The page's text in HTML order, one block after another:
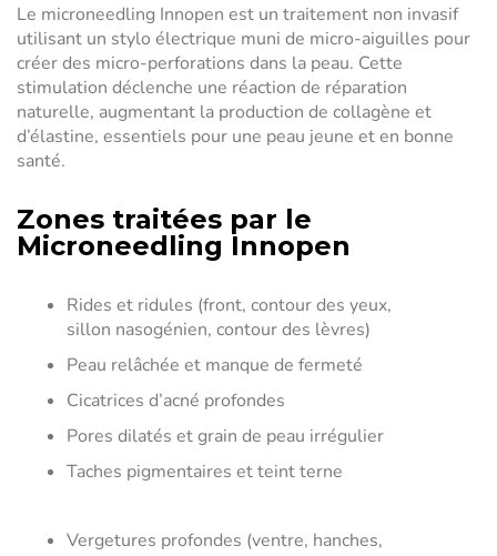
Le microneedling Innopen est un traitement non invasif
utilisant un stylo électrique muni de micro-aiguilles pour
créer des micro-perforations dans la peau. Cette
stimulation déclenche une réaction de réparation
naturelle, augmentant la production de collagène et
d’élastine, essentiels pour une peau jeune et en bonne
santé.
Zones traitées par le
Microneedling Innopen
Rides et ridules (front, contour des yeux,
sillon nasogénien, contour des lèvres)
Peau relâchée et manque de fermeté
Cicatrices d’acné profondes
Pores dilatés et grain de peau irrégulier
Taches pigmentaires et teint terne
Vergetures profondes (ventre, hanches,